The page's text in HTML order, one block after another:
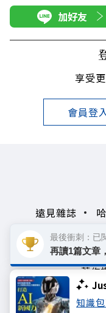
知識
加好友
享受
會員登
遠見雜誌
未來親子學習平台
著作
最後衝刺：已
再讀1篇文章